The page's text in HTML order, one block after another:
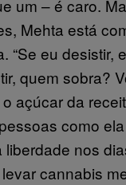
um – é caro.
Mehta está
“Se eu desistir,
quem sobra?
açúcar da
como
liberdade nos
cannabis